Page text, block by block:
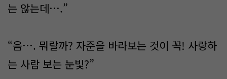
는 않는데….”
“음…. 뭐랄까? 자준을 바라보는 것이 꼭! 사랑하
는 사람 보는 눈빛?”